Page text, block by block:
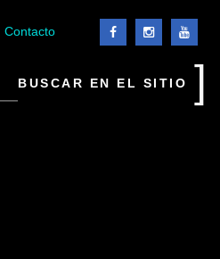
Contacto